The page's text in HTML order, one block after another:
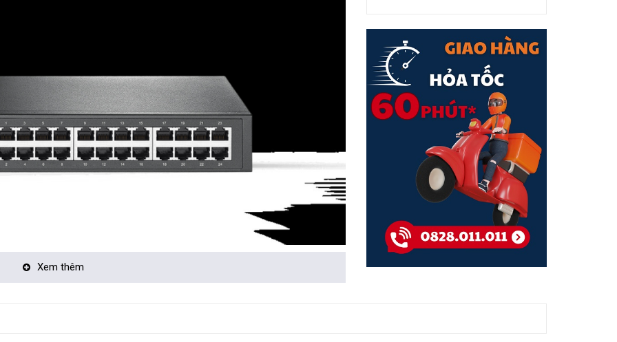
lý tưởng từ dòng switch Unmanaged, được thiết kế cho các doanh nghiệp
trị có thể giám sát hệ thống mạng hiệu quả nhờ các tính năng Port
Xem thêm